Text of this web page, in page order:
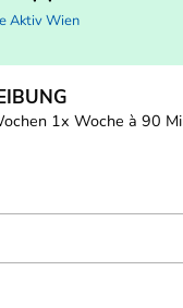
Aktiv Wien
1x Woche à 90